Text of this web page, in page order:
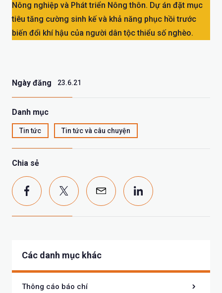
Nông nghiệp và Phát triển Nông thôn. Dự án đặt mục
tiêu tăng cường sinh kế và khả năng phục hồi trước
biến đổi khí hậu của người dân tộc thiểu số nghèo.
Ngày đăng 23.6.21
Danh mục
Tin tức Tin tức và câu chuyện
Chia sẻ
Các danh mục khác
Thông cáo báo chí